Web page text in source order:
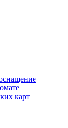
карт